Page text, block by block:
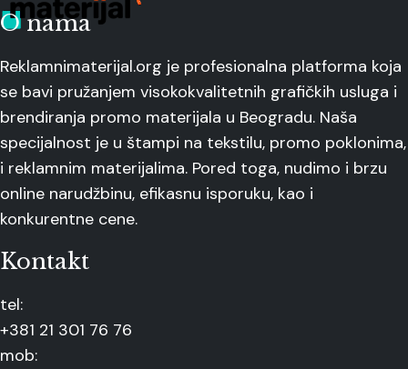
O nama
Reklamnimaterijal.org je profesionalna platforma koja
se bavi pružanjem visokokvalitetnih grafičkih usluga i
brendiranja promo materijala u Beogradu. Naša
specijalnost je u štampi na tekstilu, promo poklonima,
i reklamnim materijalima. Pored toga, nudimo i brzu
online narudžbinu, efikasnu isporuku, kao i
konkurentne cene.
Kontakt
tel:
+381 21 301 76 76
mob: